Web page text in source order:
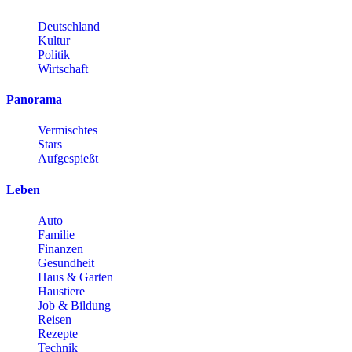
Deutschland
Kultur
Politik
Wirtschaft
Panorama
Vermischtes
Stars
Aufgespießt
Leben
Auto
Familie
Finanzen
Gesundheit
Haus & Garten
Haustiere
Job & Bildung
Reisen
Rezepte
Technik